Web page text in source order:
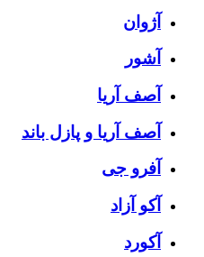
آژوان
آشور
آصف آریا
آصف آریا و پازل باند
آفرو جی
آکو آزاد
آکورد